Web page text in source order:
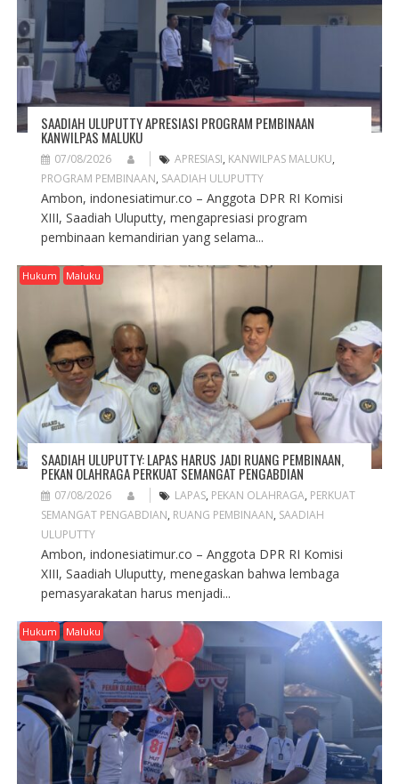
SAADIAH ULUPUTTY APRESIASI PROGRAM PEMBINAAN
KANWILPAS MALUKU
07/08/2026 APRESIASI, KANWILPAS MALUKU,
PROGRAM PEMBINAAN, SAADIAH ULUPUTTY
Ambon, indonesiatimur.co – Anggota DPR RI Komisi
XIII, Saadiah Uluputty, mengapresiasi program
pembinaan kemandirian yang selama...
Hukum Maluku
SAADIAH ULUPUTTY: LAPAS HARUS JADI RUANG PEMBINAAN,
PEKAN OLAHRAGA PERKUAT SEMANGAT PENGABDIAN
07/08/2026 LAPAS, PEKAN OLAHRAGA, PERKUAT
SEMANGAT PENGABDIAN, RUANG PEMBINAAN, SAADIAH
ULUPUTTY
Ambon, indonesiatimur.co – Anggota DPR RI Komisi
XIII, Saadiah Uluputty, menegaskan bahwa lembaga
pemasyarakatan harus menjadi...
Hukum Maluku